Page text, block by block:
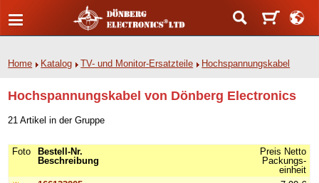
Home Katalog TV- und Monitor-Ersatzteile Hochspannungskabel
Hochspannungskabel von Dönberg Electronics
21 Artikel in der Gruppe
Foto
Bestell-Nr.
Beschreibung
Preis Netto
Packungs-
einheit